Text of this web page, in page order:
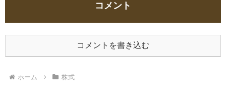
コメント
コメントを書き込む
ホーム 株式